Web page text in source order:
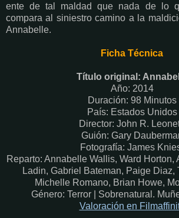
ente de tal maldad que nada de lo
compara al siniestro camino a la
Annabelle.
Ficha Técnica
Título original:
Año: 2014
Duración: 98 Minutos
País: Estados Unidos
Director: John R.
Guión: Gary
Fotografía: James
Reparto: Annabelle Wallis, Ward Horton,
Ladin, Gabriel Bateman, Paige Diaz,
Michelle Romano, Brian Howe,
Género: Terror | Sobrenatural.
Valoración en